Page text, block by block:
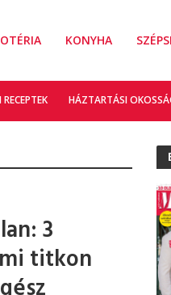
KONYHA
HÁZTARTÁSI
3
titkon